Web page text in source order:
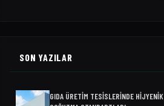
SON YAZILAR
GIDA ÜRETIM TESISLERINDE HIJYENIK